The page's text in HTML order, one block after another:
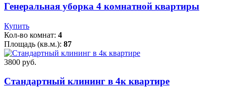
Генеральная уборка 4 комнатной квартиры
Купить
Кол-во комнат: 4
Площадь (кв.м.): 87
3800 pуб.
Стандартный клининг в 4к квартире